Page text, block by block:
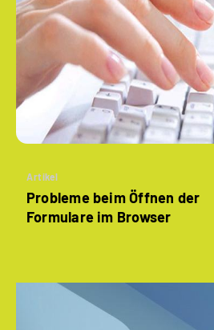
Artikel
Probleme beim Öffnen der
Formulare im Browser